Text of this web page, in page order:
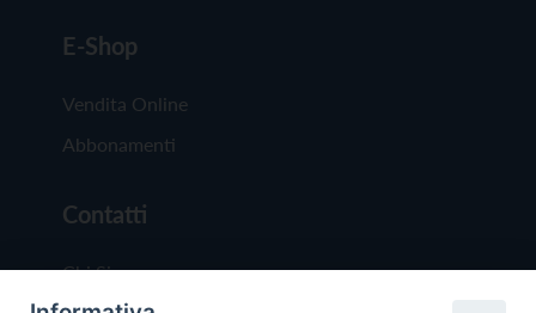
E-Shop
Vendita Online
Abbonamenti
Contatti
Chi Siamo